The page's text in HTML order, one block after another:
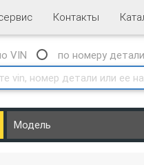
Контакты
VIN
по номеру детали